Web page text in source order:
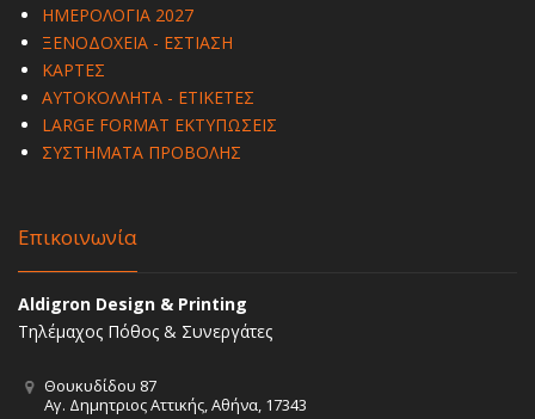
ΗΜΕΡΟΛΟΓΙΑ 2027
ΞΕΝΟΔΟΧΕΙΑ - ΕΣΤΙΑΣΗ
ΚΑΡΤΕΣ
ΑΥΤΟΚΟΛΛΗΤΑ - ΕΤΙΚΕΤΕΣ
LARGE FORMAT ΕΚΤΥΠΩΣΕΙΣ
ΣΥΣΤΗΜΑΤΑ ΠΡΟΒΟΛΗΣ
Επικοινωνία
Aldigron Design & Printing
Τηλέμαχος Πόθος & Συνεργάτες
Θουκυδίδου 87
Αγ. Δημητριος Αττικής, Αθήνα, 17343